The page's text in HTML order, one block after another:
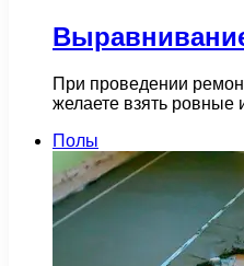
При проведении
желаете взять ровные
Полы